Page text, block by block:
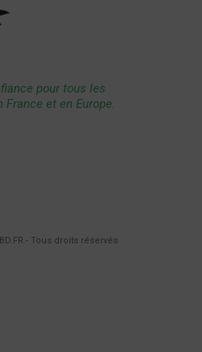
pour tous les
et en Europe.
- Tous droits réservés